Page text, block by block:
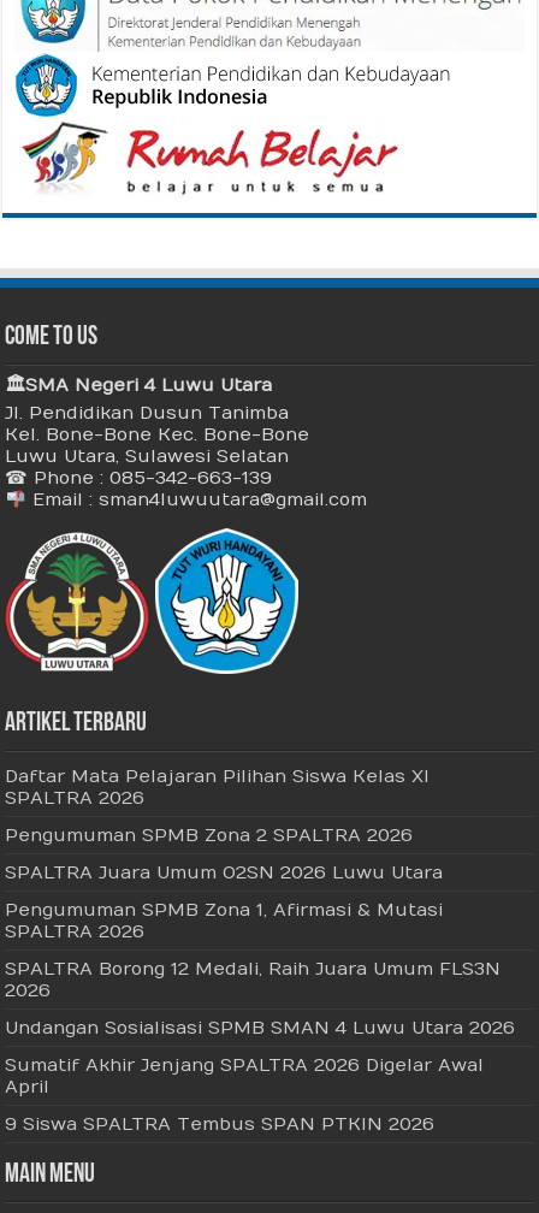
Come To Us
🏛 SMA Negeri 4 Luwu Utara
Jl. Pendidikan Dusun Tanimba
Kel. Bone-Bone Kec. Bone-Bone
Luwu Utara, Sulawesi Selatan
☎ Phone : 085-342-663-139
Email : sman4luwuutara@gmail.com
Artikel Terbaru
Daftar Mata Pelajaran Pilihan Siswa Kelas XI
SPALTRA 2026
Pengumuman SPMB Zona 2 SPALTRA 2026
SPALTRA Juara Umum O2SN 2026 Luwu Utara
Pengumuman SPMB Zona 1, Afirmasi & Mutasi
SPALTRA 2026
SPALTRA Borong 12 Medali, Raih Juara Umum FLS3N
2026
Undangan Sosialisasi SPMB SMAN 4 Luwu Utara 2026
Sumatif Akhir Jenjang SPALTRA 2026 Digelar Awal
April
9 Siswa SPALTRA Tembus SPAN PTKIN 2026
Main Menu